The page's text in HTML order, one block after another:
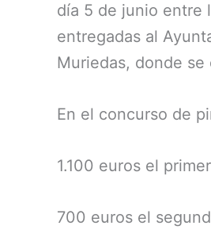
día 5 de junio entre
entregadas al
Muriedas, donde
En el concurso de
1.100 euros el
700 euros el